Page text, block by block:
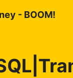
- BOOM!